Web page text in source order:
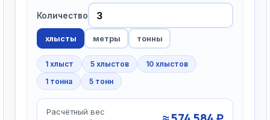
Количество
хлысты метры тонны
1 хлыст 5 хлыстов
10 хлыстов
1 тонна
5 тонн
Расчётный вес